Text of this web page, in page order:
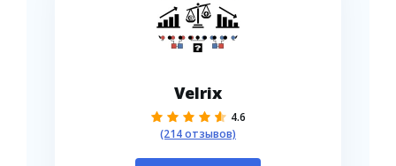
Velrix
4.6
(214 отзывов)